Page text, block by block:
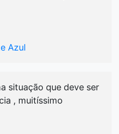
Azul
situação que deve ser
, muitíssimo